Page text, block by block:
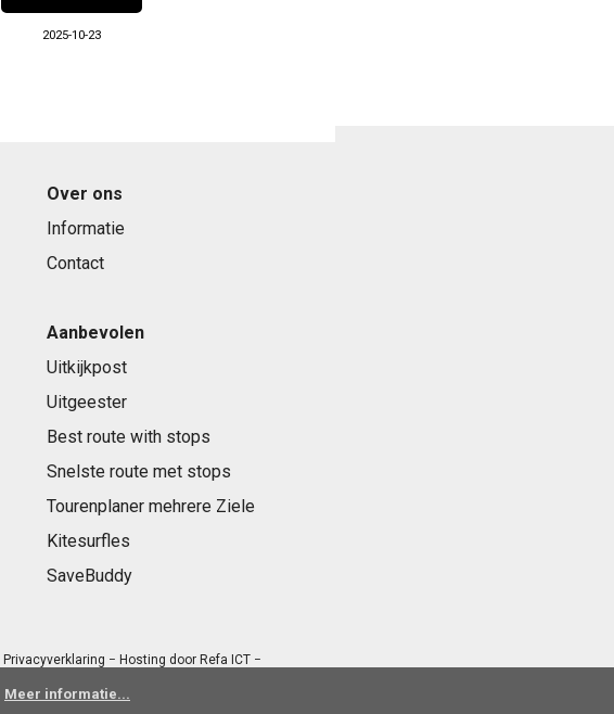
2025-10-23
Over ons
Informatie
Contact
Aanbevolen
Uitkijkpost
Uitgeester
Best route with stops
Snelste route met stops
Tourenplaner mehrere Ziele
Kitesurfles
SaveBuddy
Privacyverklaring − Hosting door Refa ICT−
Meer informatie...